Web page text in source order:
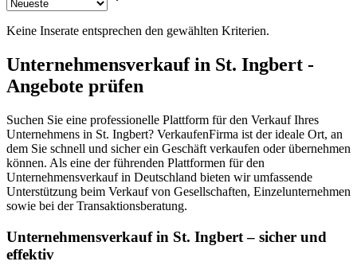
Keine Inserate entsprechen den gewählten Kriterien.
Unternehmensverkauf in St. Ingbert -
Angebote prüfen
Suchen Sie eine professionelle Plattform für den Verkauf Ihres
Unternehmens in St. Ingbert? VerkaufenFirma ist der ideale Ort, an
dem Sie schnell und sicher ein Geschäft verkaufen oder übernehmen
können. Als eine der führenden Plattformen für den
Unternehmensverkauf in Deutschland bieten wir umfassende
Unterstützung beim Verkauf von Gesellschaften, Einzelunternehmen
sowie bei der Transaktionsberatung.
Unternehmensverkauf in St. Ingbert – sicher und
effektiv